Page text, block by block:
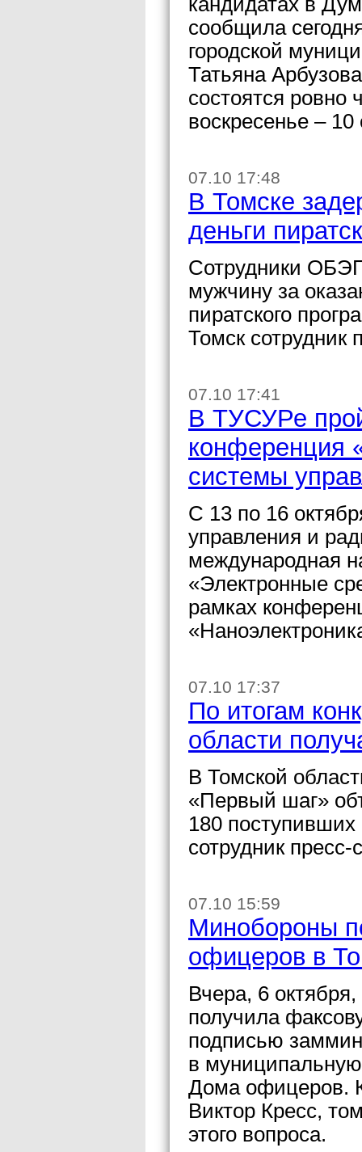
сообщила
городской
Татьяна
состоятся ровно
воскресенье – 10
07.10 17:48
В Томске
деньги
Сотрудники
мужчину за
пиратского
Томск
07.10 17:41
В ТУСУРе
конференция
системы
С 13 по 16
управления и
международная
«Электронные
рамках
07.10 17:37
По итогам
области
В Томской
«Первый шаг»
180
сотрудник
07.10 15:59
Минобороны
офицеров в
Вчера, 6
получила
подписью
в муниципальную
Дома офицеров.
Виктор Кресс,
этого вопроса.